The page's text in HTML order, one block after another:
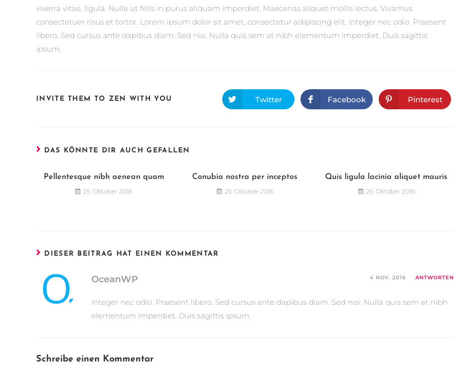
viverra vitae, ligula. Nulla ut felis in purus aliquam imperdiet. Maecenas aliquet mollis lectus. Vivamus
consectetuer risus et tortor. Lorem ipsum dolor sit amet, consectetur adipiscing elit. Integer nec odio. Praesent
libero. Sed cursus ante dapibus diam. Sed nisi. Nulla quis sem at nibh elementum imperdiet. Duis sagittis
ipsum.
INVITE THEM TO ZEN WITH YOU Twitter Facebook Pinterest
DAS KÖNNTE DIR AUCH GEFALLEN
Pellentesque nibh aenean quam
25. Oktober 2016
Conubia nostra per inceptos
25. Oktober 2016
Quis ligula lacinia aliquet mauris
25. Oktober 2016
DIESER BEITRAG HAT EINEN KOMMENTAR
OceanWP 4 NOV. 2016 ANTWORTEN
Integer nec odio. Praesent libero. Sed cursus ante dapibus diam. Sed nisi. Nulla quis sem at nibh
elementum imperdiet. Duis sagittis ipsum.
Schreibe einen Kommentar